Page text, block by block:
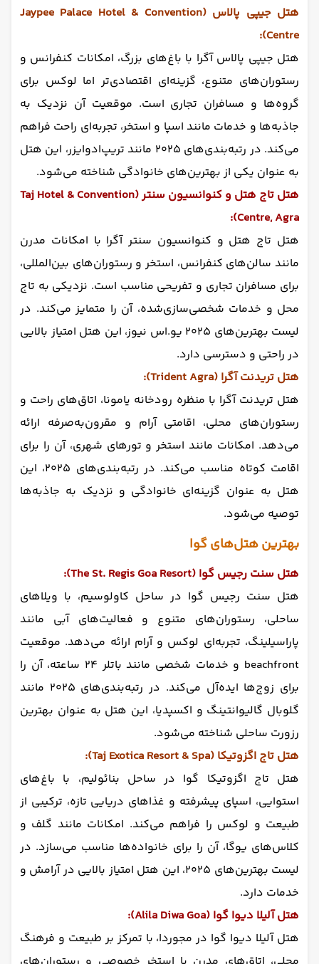
هتل جیپی پالاس (Jaypee Palace Hotel & Convention
Centre):
هتل جیپی پالاس آگرا با باغ‌های بزرگ، امکانات کنفرانس و
رستوران‌های متنوع، گزینه‌ای اقتصادی‌تر اما لوکس برای
گروه‌ها و مسافران تجاری است. موقعیت آن نزدیک به
جاذبه‌ها و خدمات مانند اسپا و استخر، تجربه‌ای راحت فراهم
می‌کند. در رتبه‌بندی‌های ۲۰۲۵ مانند تریپ‌ادوایزر، این هتل
به عنوان یکی از بهترین‌های خانوادگی شناخته می‌شود.
هتل تاج هتل و کنوانسیون سنتر (Taj Hotel & Convention
Centre, Agra):
هتل تاج هتل و کنوانسیون سنتر آگرا با امکانات مدرن
مانند سالن‌های کنفرانس، استخر و رستوران‌های بین‌المللی،
برای مسافران تجاری و تفریحی مناسب است. نزدیکی به تاج
محل و خدمات شخصی‌سازی‌شده، آن را متمایز می‌کند. در
لیست بهترین‌های ۲۰۲۵ یو.اس نیوز، این هتل امتیاز بالایی
در راحتی و دسترسی دارد.
هتل تریدنت آگرا (Trident Agra):
هتل تریدنت آگرا با منظره رودخانه یامونا، اتاق‌های راحت و
رستوران‌های محلی، اقامتی آرام و مقرون‌به‌صرفه ارائه
می‌دهد. امکانات مانند استخر و تورهای شهری، آن را برای
اقامت کوتاه مناسب می‌کند. در رتبه‌بندی‌های ۲۰۲۵، این
هتل به عنوان گزینه‌ای خانوادگی و نزدیک به جاذبه‌ها
توصیه می‌شود.
بهترین هتل‌های گوا
هتل سنت رجیس گوا (The St. Regis Goa Resort):
هتل سنت رجیس گوا در ساحل کاولوسیم، با ویلاهای
ساحلی، رستوران‌های متنوع و فعالیت‌های آبی مانند
پاراسیلینگ، تجربه‌ای لوکس و آرام ارائه می‌دهد. موقعیت
beachfront و خدمات شخصی مانند باتلر ۲۴ ساعته، آن را
برای زوج‌ها ایده‌آل می‌کند. در رتبه‌بندی‌های ۲۰۲۵ مانند
گلوبال گالیوانتینگ و اکسپدیا، این هتل به عنوان بهترین
رزورت ساحلی شناخته می‌شود.
هتل تاج اگزوتیکا (Taj Exotica Resort & Spa):
هتل تاج اگزوتیکا گوا در ساحل بنائولیم، با باغ‌های
استوایی، اسپای پیشرفته و غذاهای دریایی تازه، ترکیبی از
طبیعت و لوکس را فراهم می‌کند. امکانات مانند گلف و
کلاس‌های یوگا، آن را برای خانواده‌ها مناسب می‌سازد. در
لیست بهترین‌های ۲۰۲۵، این هتل امتیاز بالایی در آرامش و
خدمات دارد.
هتل آلیلا دیوا گوا (Alila Diwa Goa):
هتل آلیلا دیوا گوا در مجوردا، با تمرکز بر طبیعت و فرهنگ